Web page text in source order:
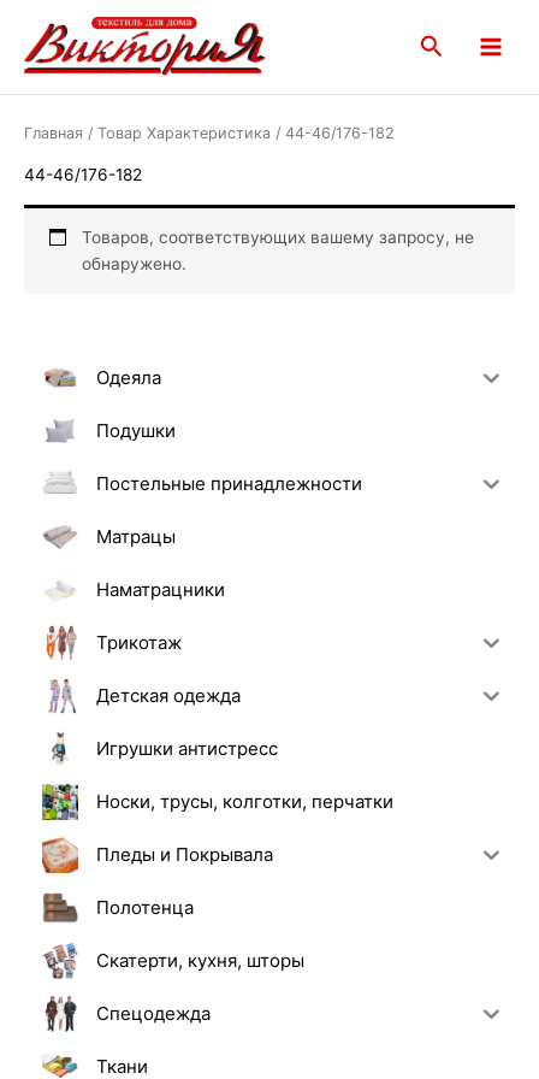
содержимому
Поиск
Menu
Одеяла
Подушки
Постельные принадлежности
Матрацы
Наматрацники
Трикотаж
Детская одежда
Игрушки антистресс
Носки, трусы, колготки, перчатки
Пледы и Покрывала
Полотенца
Скатерти, кухня, шторы
Спецодежда
Ткани
Главная / Товар Характеристика / 44-46/176-182
44-46/176-182
Товаров, соответствующих вашему запросу, не
обнаружено.